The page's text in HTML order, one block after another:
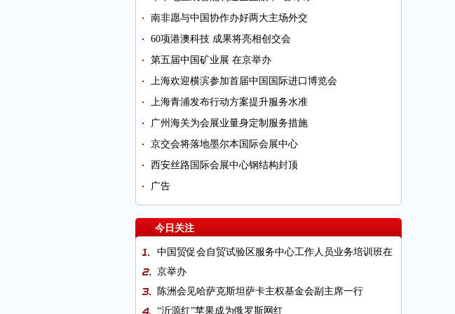
南非愿与中国协作办好两大主场外交
60项港澳科技 成果将亮相创交会
第五届中国矿业展 在京举办
上海欢迎横滨参加首届中国国际进口博览会
上海青浦发布行动方案提升服务水准
广州海关为会展业量身定制服务措施
京交会将落地墨尔本国际会展中心
西安丝路国际会展中心钢结构封顶
广告
今日关注
中国贸促会自贸试验区服务中心工作人员业务培训班在
京举办
陈洲会见哈萨克斯坦萨卡主权基金会副主席一行
“沂源红”苹果成为俄罗斯网红